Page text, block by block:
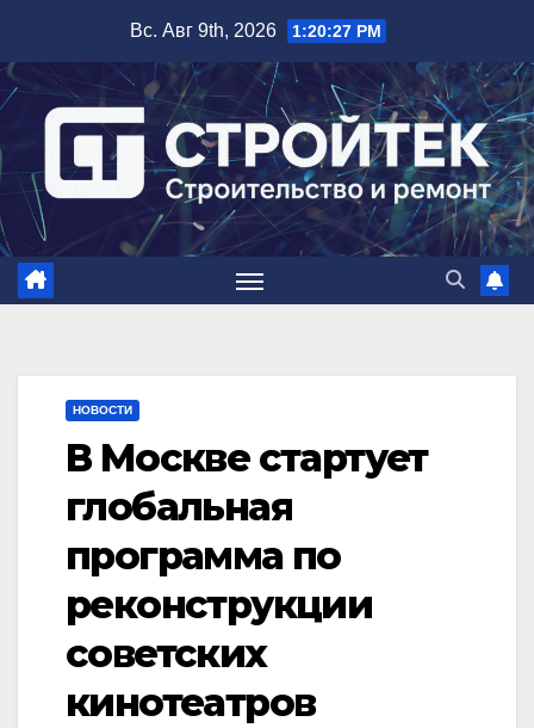
содержимому
Вс. Авг 9th, 2026 1:20:28 PM
НОВОСТИ
В Москве стартует
глобальная
программа по
реконструкции
советских
кинотеатров